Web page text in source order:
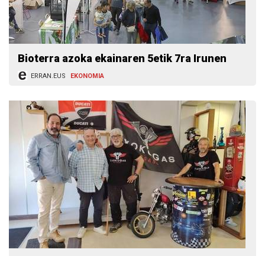
Bioterra azoka ekainaren 5etik 7ra Irunen
ERRAN.EUS EKONOMIA